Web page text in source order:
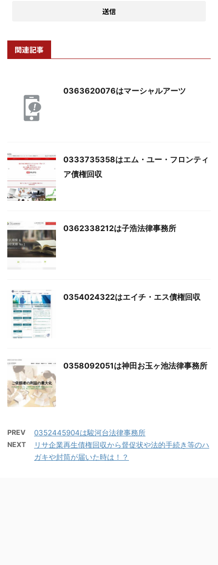
関連記事
0363620076はマーシャルアーツ
0333735358はエム・ユー・フロンティ
ア債権回収
0362338212は子浩法律事務所
0354024322はエイチ・エス債権回収
0358092051は神田お玉ヶ池法律事務所
PREV 0352445904は駿河台法律事務所
NEXT
リサ企業再生債権回収から督促状や法的手続き等のハ
ガキや封筒が届いた時は！？